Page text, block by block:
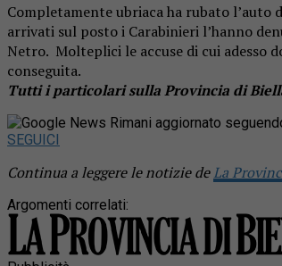
Completamente ubriaca ha rubato l’auto
arrivati sul posto i Carabinieri l’hanno
Netro. Molteplici le accuse di cui adesso
conseguita.
Tutti i particolari sulla Provincia di
Rimani aggiornato
SEGUICI
Continua a leggere le notizie deLa
Argomenti correlati: